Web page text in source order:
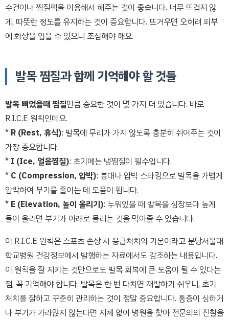
수건이나 찜질팩을 이용해서 해주는 것이 좋습니다. 너무 뜨겁지 않
게, 따뜻한 정도를 유지하는 것이 중요합니다. 뜨거우면 오히려 피부
에 화상을 입을 수 있으니 조심해야 해요.
발목 찜질과 함께 기억해야 할 것들
발목 삐었을때 찜질만큼 중요한 것이 몇 가지 더 있습니다. 바로
R.I.C.E 원칙인데요.
* R (Rest, 휴식): 발목에 무리가 가지 않도록 충분히 쉬어주는 것이
가장 중요합니다.
* I (Ice, 얼음찜질): 초기에는 냉찜질이 필수입니다.
* C (Compression, 압박): 붕대나 압박 스타킹으로 발목을 가볍게
압박하여 부기를 줄이는 데 도움이 됩니다.
* E (Elevation, 높이 올리기): 누워있을 때 발목을 심장보다 높게
들어 올리면 부기가 아래로 몰리는 것을 막아줄 수 있습니다.
이 R.I.C.E 원칙은 스포츠 손상 시 응급처치의 기본이라고 분당서울대
학교병원 건강정보에서 발행하는 자료에서도 강조하는 내용입니다.
이 원칙을 잘 지키는 것만으로도 발목 회복에 큰 도움이 될 수 있다는
점, 꼭 기억해야 합니다. 발목은 한 번 다치면 재발하기 쉬우니, 초기
처치를 잘하고 꾸준히 관리하는 것이 정말 중요합니다. 통증이 심하거
나 부기가 가라앉지 않는다면 지체 없이 병원을 찾아 전문의의 진찰을